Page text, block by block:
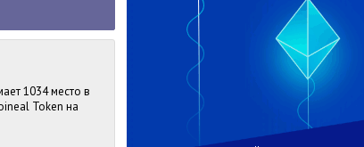
1034 место в
Token на